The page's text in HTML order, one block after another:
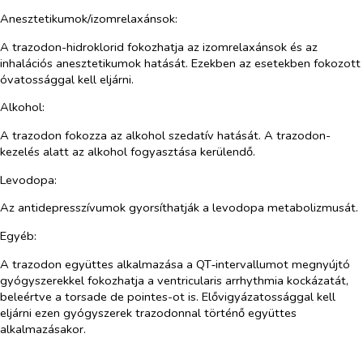
Anesztetikumok/izomrelaxánsok:
A trazodon-hidroklorid fokozhatja az izomrelaxánsok és az
inhalációs anesztetikumok hatását. Ezekben az esetekben fokozott
óvatossággal kell eljárni.
Alkohol:
A trazodon fokozza az alkohol szedatív hatását. A trazodon-
kezelés alatt az alkohol fogyasztása kerülendő.
Levodopa:
Az antidepresszívumok gyorsíthatják a levodopa metabolizmusát.
Egyéb:
A trazodon együttes alkalmazása a QT‑intervallumot megnyújtó
gyógyszerekkel fokozhatja a ventricularis arrhythmia kockázatát,
beleértve a torsade de pointes-ot is. Elővigyázatossággal kell
eljárni ezen gyógyszerek trazodonnal történő együttes
alkalmazásakor.